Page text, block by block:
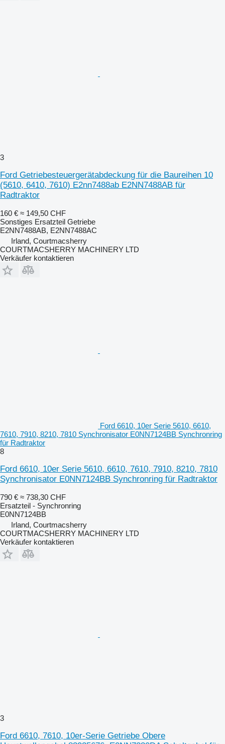
3
Ford Getriebesteuergerätabdeckung für die Baureihen 10
(5610, 6410, 7610) E2nn7488ab E2NN7488AB für
Radtraktor
160 € ≈ 149,50 CHF
Sonstiges Ersatzteil Getriebe
E2NN7488AB, E2NN7488AC
Irland, Courtmacsherry
COURTMACSHERRY MACHINERY LTD
Verkäufer kontaktieren
Ford 6610, 10er Serie 5610, 6610,
7610, 7910, 8210, 7810 Synchronisator E0NN7124BB Synchronring
für Radtraktor
8
Ford 6610, 10er Serie 5610, 6610, 7610, 7910, 8210, 7810
Synchronisator E0NN7124BB Synchronring für Radtraktor
790 € ≈ 738,30 CHF
Ersatzteil - Synchronring
E0NN7124BB
Irland, Courtmacsherry
COURTMACSHERRY MACHINERY LTD
Verkäufer kontaktieren
3
Ford 6610, 7610, 10er-Serie Getriebe Obere